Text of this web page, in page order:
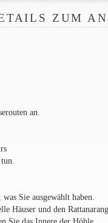
ZUM
an.
Sie ausgewählt haben.
Häuser und den